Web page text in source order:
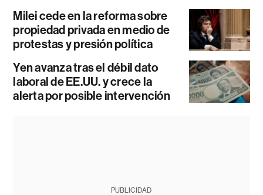
Milei cede en la reforma sobre
propiedad privada en medio de
protestas y presión política
Yen avanza tras el débil dato
laboral de EE.UU. y crece la
alerta por posible intervención
PUBLICIDAD